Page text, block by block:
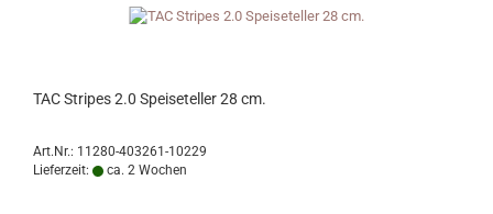
TAC Stripes 2.0 Speiseteller 28 cm.
Art.Nr.: 11280-403261-10229
Lieferzeit:
ca. 2 Wochen